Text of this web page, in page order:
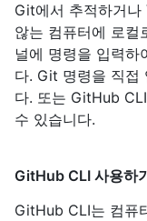
Git에서 추적하거나
않는 컴퓨터에 로컬
널에 명령을 입력
다. Git 명령을 직접
다. 또는 GitHub
수 있습니다.
GitHub CLI 사용하
GitHub CLI는 컴퓨